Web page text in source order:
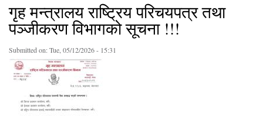
गृह मन्त्रालय राष्ट्रिय परिचयपत्र तथा
पञ्जीकरण विभागको सूचना !!!
Submitted on:Tue, 05/12/2026 - 15:31